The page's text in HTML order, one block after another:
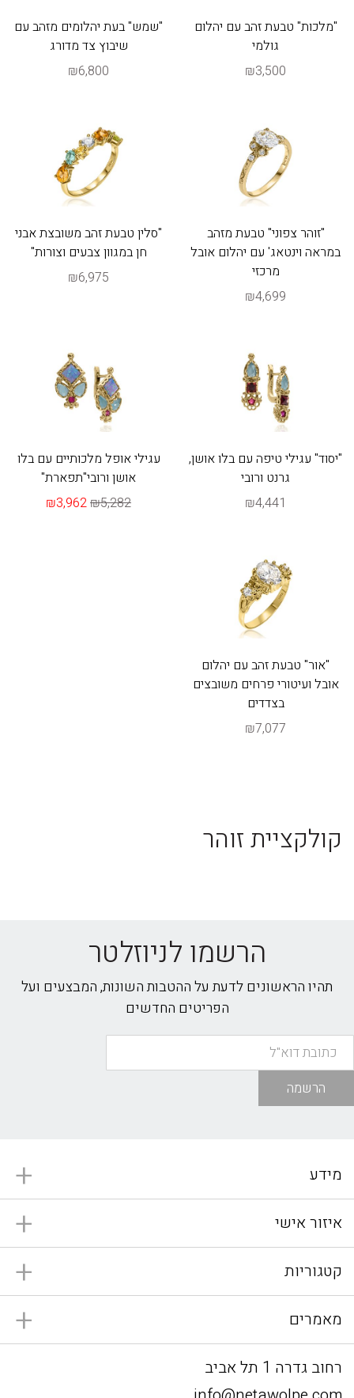
"מלכות" טבעת זהב עם יהלום
גולמי
₪3,500
"שמש" בעת יהלומים מזהב עם
שיבוץ צד מדורג
₪6,800
"זוהר צפוני" טבעת מזהב
במראה וינטאג' עם יהלום אובל
מרכזי
₪4,699
"סלין טבעת זהב משובצת אבני
חן במגוון צבעים וצורות"
₪6,975
"יסוד" עגילי טיפה עם בלו אושן,
גרנט ורובי
₪4,441
עגילי אופל מלכותיים עם בלו
אושן ורובי"תפארת"
₪3,962₪5,282
"אור" טבעת זהב עם יהלום
אובל ועיטורי פרחים משובצים
בצדדים
₪7,077
קולקציית זוהר
הרשמו לניוזלטר
תהיו הראשונים לדעת על ההטבות השונות, המבצעים ועל
הפריטים החדשים
הרשמה
מידע
איזור אישי
קטגוריות
מאמרים
רחוב גדרה 1 תל אביב